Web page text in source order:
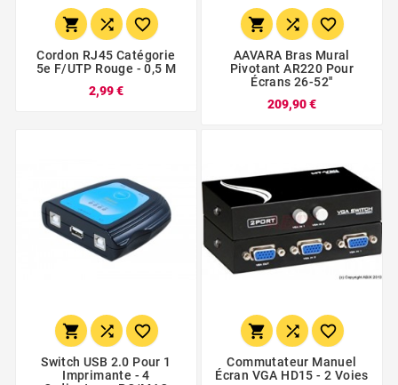
  
Cordon RJ45 Catégorie
5e F/UTP Rouge - 0,5 M
2,99 €
  
AAVARA Bras Mural
Pivotant AR220 Pour
Écrans 26-52''
209,90 €
  
Switch USB 2.0 Pour 1
Imprimante - 4
  
Commutateur Manuel
Écran VGA HD15 - 2 Voies